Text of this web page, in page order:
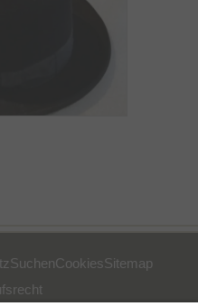
SuchenCookiesSitemap